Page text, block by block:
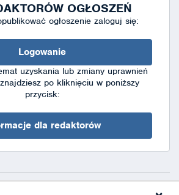
OGŁOSZEŃ
ogłoszenie zaloguj się:
Logowanie
uzyskania lub zmiany uprawnień
po kliknięciu w poniższy
przycisk:
dla redaktorów
XML